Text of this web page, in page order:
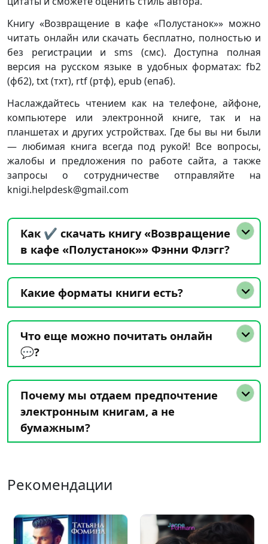
Книгу «Возвращение в кафе «Полустанок»» можно
читать онлайн или скачать бесплатно, полностью и
без регистрации и sms (смс). Доступна полная
версия на русском языке в удобных форматах: fb2
(фб2), txt (тхт), rtf (ртф), epub (епаб).
Наслаждайтесь чтением как на телефоне, айфоне,
компьютере или электронной книге, так и на
планшетах и других устройствах. Где бы вы ни были
— любимая книга всегда под рукой! Все вопросы,
жалобы и предложения по работе сайта, а также
запросы о сотрудничестве отправляйте на
knigi.helpdesk@gmail.com
Как ✔️ скачать книгу «Возвращение
в кафе «Полустанок»» Фэнни Флэгг?
Какие форматы книги есть?
Что еще можно почитать онлайн
💬?
Почему мы отдаем предпочтение
электронным книгам, а не
бумажным?
Рекомендации